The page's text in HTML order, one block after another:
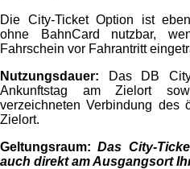
Die City-Ticket Option ist
ohne BahnCard nutzbar,
Fahrschein vor Fahrantritt
Nutzungsdauer: Das DB
Ankunftstag am Zielort
verzeichneten Verbindung des
Zielort.
Geltungsraum: Das City-
auch direkt am Ausgangsort